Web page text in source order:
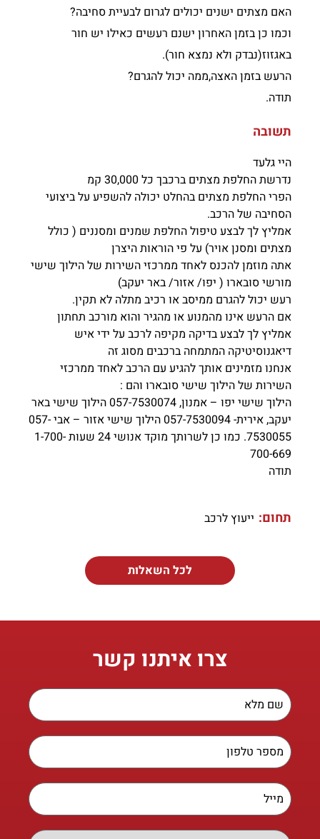
האם מצתים ישנים יכולים לגרום לבעיית סחיבה?
וכמו כן בזמן האחרון ישנם רעשים כאילו יש חור
באגזוז(נבדק ולא נמצא חור).
הרעש בזמן האצה,ממה יכול להגרם?
תודה.
תשובה
היי גלעד
נדרשת החלפת מצתים ברכבך כל 30,000 קמ
הפרי החלפת מצתים בהחלט יכולה להשפיע על ביצועי
הסחיבה של הרכב.
אמליץ לך לבצע טיפול החלפת שמנים ומסננים ( כולל
מצתים ומסנן אויר) על פי הוראות היצרן
אתה מוזמן להכנס לאחד ממרכזי השירות של הילוך שישי
מורשי סובארו ( יפו/ אזור/ באר יעקב)
רעש יכול להגרם ממיסב או רכיב מתלה לא תקין.
אם הרעש אינו מהמנוע או מהגיר והוא מורכב תחתון
אמליץ לך לבצע בדיקה מקיפה לרכב על ידי איש
דיאגנוסיטיקה המתמחה ברכבים מסוג זה
אנחנו מזמינים אותך להגיע עם הרכב לאחד ממרכזי
השירות של הילוך שישי סובארו והם :
הילוך שישי יפו – אמנון, 057-7530074 הילוך שישי באר
יעקב, אירית- 057-7530094 הילוך שישי אזור – אבי 057-
7530055. כמו כן לשרותך מוקד אנושי 24 שעות 1-700-
700-669
תודה
תחום: ייעוץ לרכב
לכל השאלות
צרו איתנו קשר